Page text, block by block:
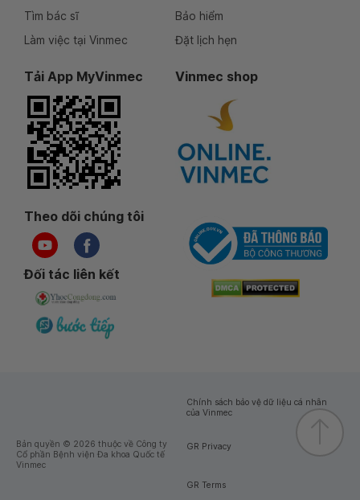
Tìm bác sĩ
Làm việc tại Vinmec
Bảo hiểm
Đặt lịch hẹn
Tải App MyVinmec Vinmec shop
Theo dõi chúng tôi
Đối tác liên kết
Bản quyền © 2026 thuộc về Công ty
Cổ phần Bệnh viện Đa khoa Quốc tế
Vinmec
Chính sách bảo vệ dữ liệu cá nhân
của Vinmec
GR Privacy
GR Terms